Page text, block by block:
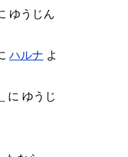
ゆうじん
ハルナ よ
に ゆうじ